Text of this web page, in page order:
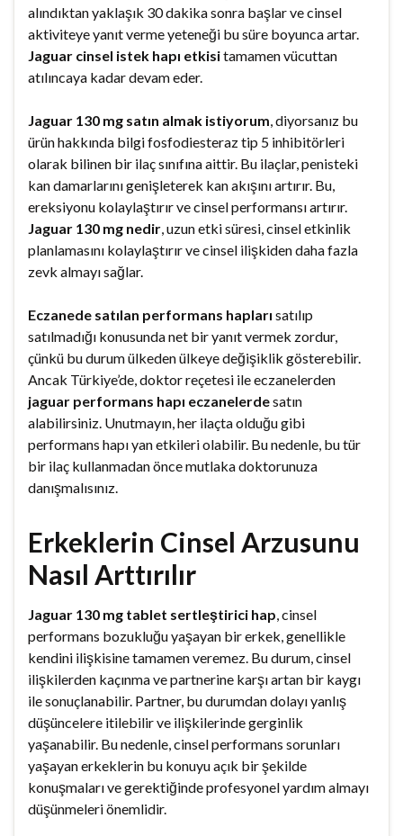
alındıktan yaklaşık 30 dakika sonra başlar ve cinsel
aktiviteye yanıt verme yeteneği bu süre boyunca artar.
Jaguar cinsel istek hapı etkisitamamen vücuttan
atılıncaya kadar devam eder.
Jaguar 130 mg satın almak istiyorum, diyorsanız bu
ürün hakkında bilgi fosfodiesteraz tip 5 inhibitörleri
olarak bilinen bir ilaç sınıfına aittir. Bu ilaçlar, penisteki
kan damarlarını genişleterek kan akışını artırır. Bu,
ereksiyonu kolaylaştırır ve cinsel performansı artırır.
Jaguar 130 mg nedir, uzun etki süresi, cinsel etkinlik
planlamasını kolaylaştırır ve cinsel ilişkiden daha fazla
zevk almayı sağlar.
Eczanede satılan performans hapları satılıp
satılmadığı konusunda net bir yanıt vermek zordur,
çünkü bu durum ülkeden ülkeye değişiklik gösterebilir.
Ancak Türkiye’de, doktor reçetesi ile eczanelerden
jaguar performans hapı eczanelerdesatın
alabilirsiniz. Unutmayın, her ilaçta olduğu gibi
performans hapı yan etkileri olabilir. Bu nedenle, bu tür
bir ilaç kullanmadan önce mutlaka doktorunuza
danışmalısınız.
Erkeklerin Cinsel Arzusunu
Nasıl Arttırılır
Jaguar 130 mg tablet sertleştirici hap, cinsel
performans bozukluğu yaşayan bir erkek, genellikle
kendini ilişkisine tamamen veremez. Bu durum, cinsel
ilişkilerden kaçınma ve partnerine karşı artan bir kaygı
ile sonuçlanabilir. Partner, bu durumdan dolayı yanlış
düşüncelere itilebilir ve ilişkilerinde gerginlik
yaşanabilir. Bu nedenle, cinsel performans sorunları
yaşayan erkeklerin bu konuyu açık bir şekilde
konuşmaları ve gerektiğinde profesyonel yardım almayı
düşünmeleri önemlidir.